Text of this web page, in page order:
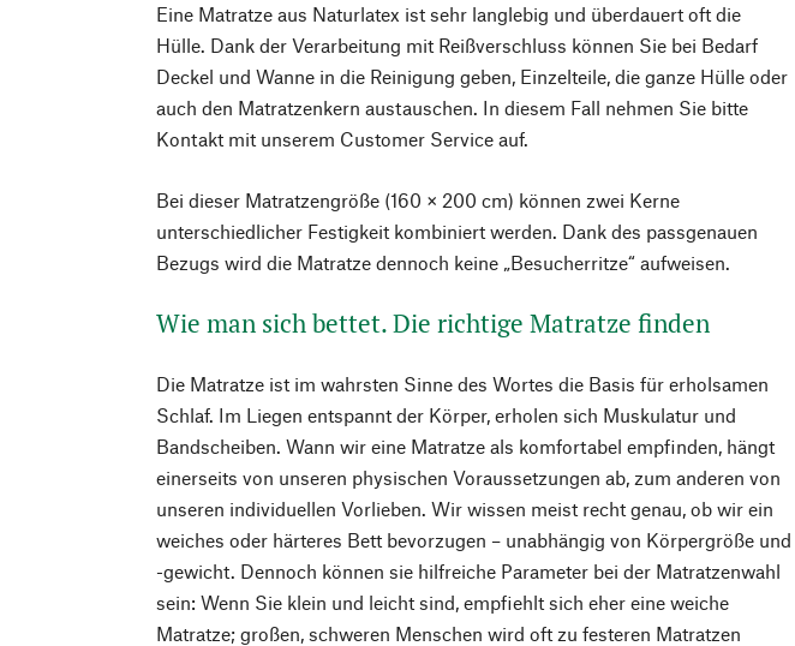
Eine Matratze aus Naturlatex ist sehr langlebig und überdauert oft die
Hülle. Dank der Verarbeitung mit Reißverschluss können Sie bei Bedarf
Deckel und Wanne in die Reinigung geben, Einzelteile, die ganze Hülle oder
auch den Matratzenkern austauschen. In diesem Fall nehmen Sie bitte
Kontakt mit unserem Customer Service auf.
Bei dieser Matratzengröße (160 × 200 cm) können zwei Kerne
unterschiedlicher Festigkeit kombiniert werden. Dank des passgenauen
Bezugs wird die Matratze dennoch keine „Besucherritze“ aufweisen.
Wie man sich bettet. Die richtige Matratze finden
Die Matratze ist im wahrsten Sinne des Wortes die Basis für erholsamen
Schlaf. Im Liegen entspannt der Körper, erholen sich Muskulatur und
Bandscheiben. Wann wir eine Matratze als komfortabel empfinden, hängt
einerseits von unseren physischen Voraussetzungen ab, zum anderen von
unseren individuellen Vorlieben. Wir wissen meist recht genau, ob wir ein
weiches oder härteres Bett bevorzugen – unabhängig von Körpergröße und
-gewicht. Dennoch können sie hilfreiche Parameter bei der Matratzenwahl
sein: Wenn Sie klein und leicht sind, empfiehlt sich eher eine weiche
Matratze; großen, schweren Menschen wird oft zu festeren Matratzen